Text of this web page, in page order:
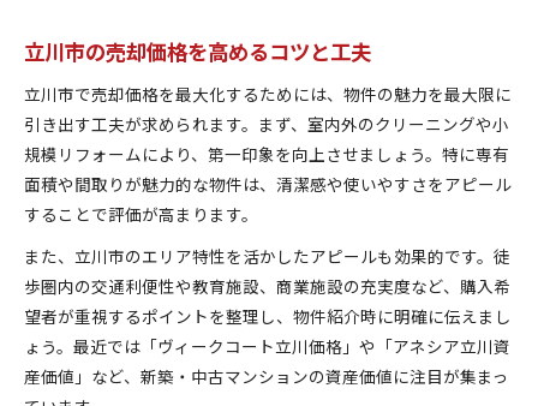
立川市の売却価格を高めるコツと工夫
立川市で売却価格を最大化するためには、物件の魅力を最大限に
引き出す工夫が求められます。まず、室内外のクリーニングや小
規模リフォームにより、第一印象を向上させましょう。特に専有
面積や間取りが魅力的な物件は、清潔感や使いやすさをアピール
することで評価が高まります。
また、立川市のエリア特性を活かしたアピールも効果的です。徒
歩圏内の交通利便性や教育施設、商業施設の充実度など、購入希
望者が重視するポイントを整理し、物件紹介時に明確に伝えまし
ょう。最近では「ヴィークコート立川価格」や「アネシア立川資
産価値」など、新築・中古マンションの資産価値に注目が集まっ